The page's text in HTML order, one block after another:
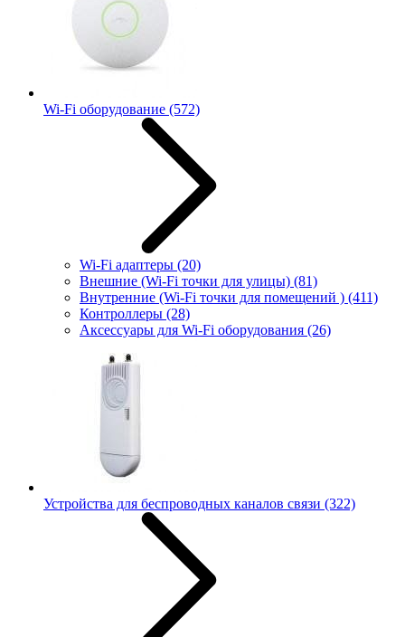
Wi-Fi оборудование (572)
Wi-Fi адаптеры (20)
Внешние (Wi-Fi точки для улицы) (81)
Внутренние (Wi-Fi точки для помещений ) (411)
Контроллеры (28)
Аксессуары для Wi-Fi оборудования (26)
Устройства для беспроводных каналов связи (322)